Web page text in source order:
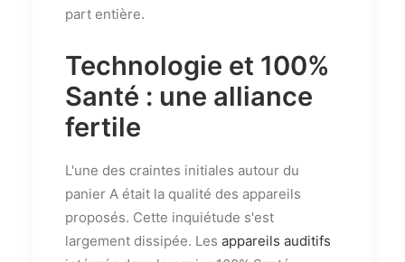
part entière.
Technologie et 100%
Santé : une alliance
fertile
L'une des craintes initiales autour du
panier A était la qualité des appareils
proposés. Cette inquiétude s'est
largement dissipée. Les appareils auditifs